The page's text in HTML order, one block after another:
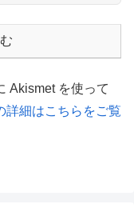
Akismet を使って
詳細はこちらをご覧